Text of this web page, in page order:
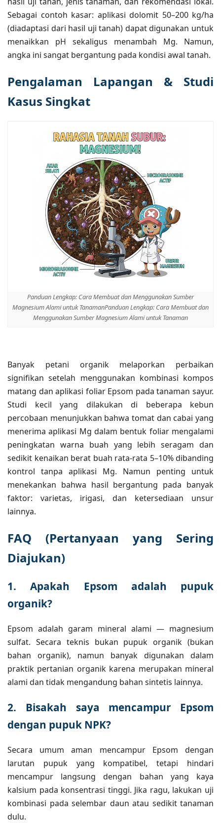
Sebagai contoh kasar: aplikasi dolomit 50–200 kg/ha
(diadaptasi dari hasil uji tanah) dapat digunakan untuk
menaikkan pH sekaligus menambah Mg. Namun,
angka ini sangat bergantung pada kondisi awal tanah.
Pengalaman Lapangan & Studi
Kasus Singkat
Panduan Lengkap: Cara Membuat dan Menggunakan Sumber
Magnesium Alami untuk TanamanPanduan Lengkap: Cara Membuat dan
Menggunakan Sumber Magnesium Alami untuk Tanaman
Banyak petani organik melaporkan perbaikan
signifikan setelah menggunakan kombinasi kompos
matang dan aplikasi foliar Epsom pada tanaman sayur.
Studi kecil yang dilakukan di beberapa kebun
percobaan menunjukkan bahwa tomat dan cabai yang
menerima aplikasi Mg dalam bentuk foliar mengalami
peningkatan warna buah yang lebih seragam dan
sedikit kenaikan berat buah rata-rata 5–10% dibanding
kontrol tanpa aplikasi Mg. Namun penting untuk
menekankan bahwa hasil bergantung pada banyak
faktor: varietas, irigasi, dan ketersediaan unsur
lainnya.
FAQ (Pertanyaan yang Sering
Diajukan)
1. Apakah Epsom adalah pupuk
organik?
Epsom adalah garam mineral alami — magnesium
sulfat. Secara teknis bukan pupuk organik (bukan
bahan organik), namun banyak digunakan dalam
praktik pertanian organik karena merupakan mineral
alami dan tidak mengandung bahan sintetis lainnya.
2. Bisakah saya mencampur Epsom
dengan pupuk NPK?
Secara umum aman mencampur Epsom dengan
larutan pupuk yang kompatibel, tetapi hindari
mencampur langsung dengan bahan yang kaya
kalsium pada konsentrasi tinggi. Jika ragu, lakukan uji
kombinasi pada selembar daun atau sedikit tanaman
dulu.